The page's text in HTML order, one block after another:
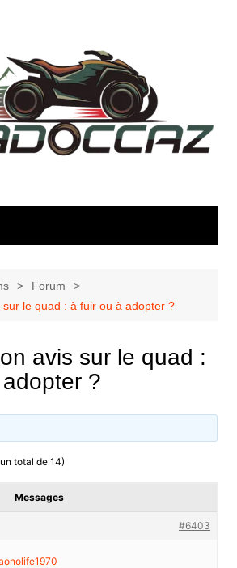
Forum
le quad : à fuir ou à adopter ?
avis sur le quad :
?
total de 14)
Messages
#6403